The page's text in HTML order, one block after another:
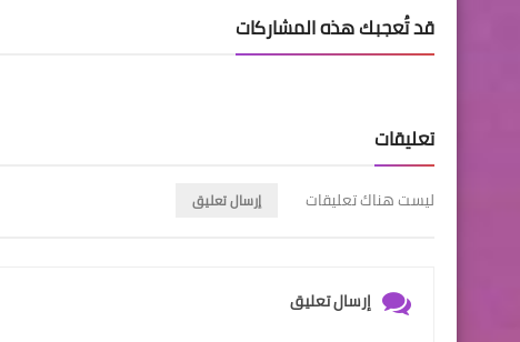
قد تُعجبك هذه المشاركات
تعليقات
ليست هناك تعليقات إرسال تعليق
إرسال تعليق